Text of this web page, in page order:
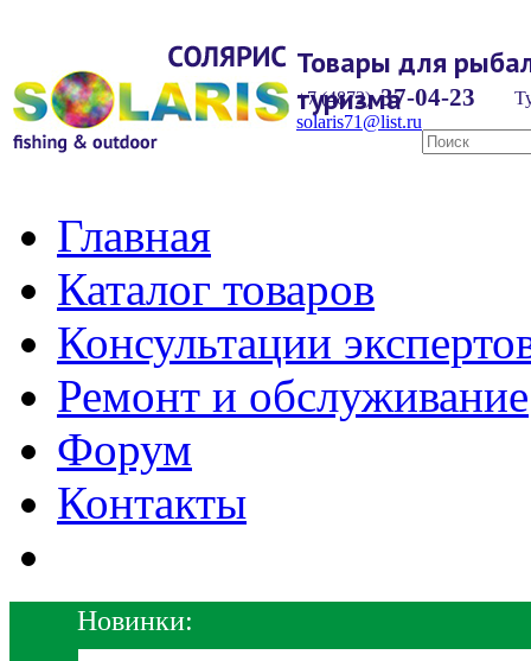
Товары для
туризма
+7 (4872) 37-04-23
solaris71@list.ru
Главная
Каталог товаров
Консультации
Ремонт и обслуживание
Форум
Контакты
Новинки: